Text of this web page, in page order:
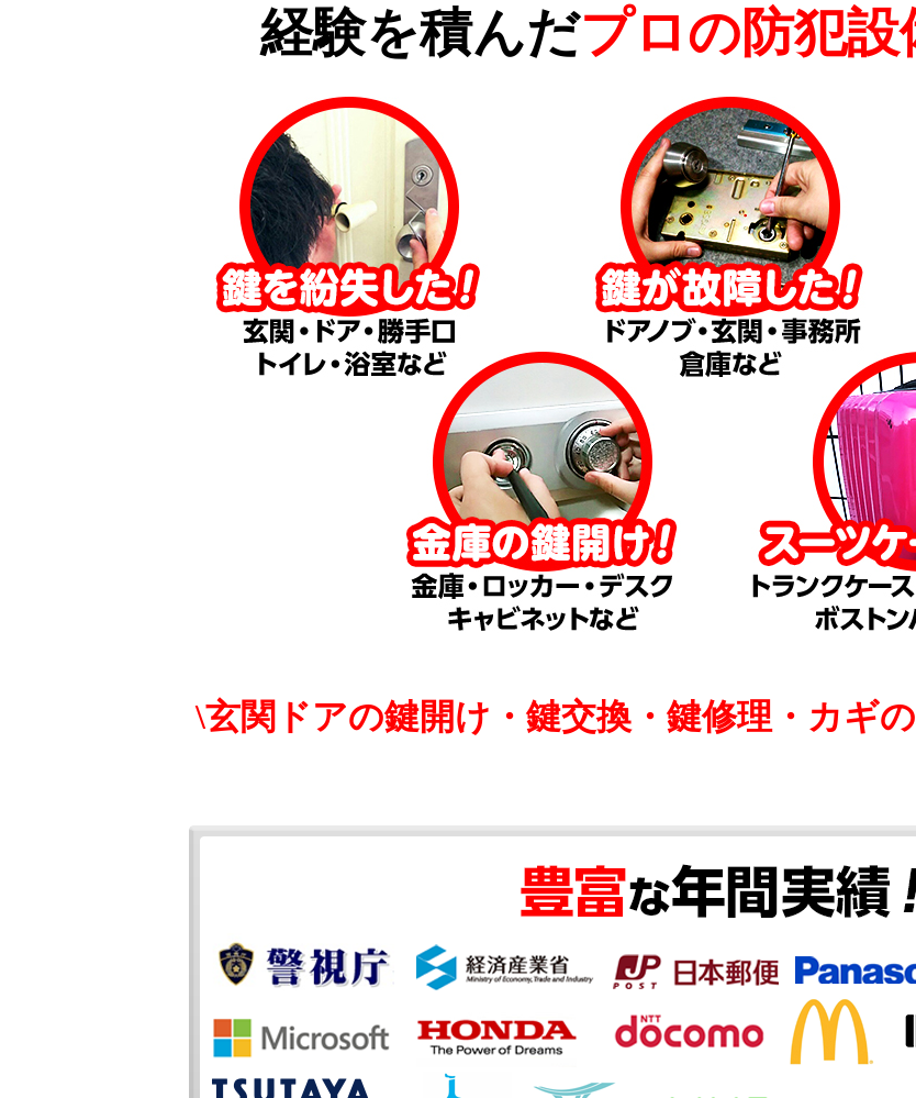
経験を積んだプロの防犯設
\玄関ドアの鍵開け・鍵交換・鍵修理・カギ